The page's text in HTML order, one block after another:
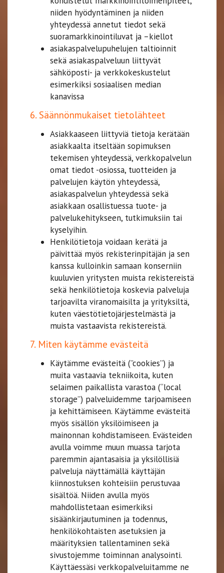
niiden hyödyntäminen ja niiden
yhteydessä annetut tiedot sekä
suoramarkkinointiluvat ja –kiellot
asiakaspalvelupuhelujen taltioinnit
sekä asiakaspalveluun liittyvät
sähköposti- ja verkkokeskustelut
esimerkiksi sosiaalisen median
kanavissa
6. Säännönmukaiset tietolähteet
Asiakkaaseen liittyviä tietoja kerätään
asiakkaalta itseltään sopimuksen
tekemisen yhteydessä, verkkopalvelun
omat tiedot -osiossa, tuotteiden ja
palvelujen käytön yhteydessä,
asiakaspalvelun yhteydessä sekä
asiakkaan osallistuessa tuote- ja
palvelukehitykseen, tutkimuksiin tai
kyselyihin.
Henkilötietoja voidaan kerätä ja
päivittää myös rekisterinpitäjän ja sen
kanssa kulloinkin samaan konserniin
kuuluvien yritysten muista rekistereistä
sekä henkilötietoja koskevia palveluja
tarjoavilta viranomaisilta ja yrityksiltä,
kuten väestötietojärjestelmästä ja
muista vastaavista rekistereistä.
7. Miten käytämme evästeitä
Käytämme evästeitä (”cookies”) ja
muita vastaavia tekniikoita, kuten
selaimen paikallista varastoa (“local
storage”) palveluidemme tarjoamiseen
ja kehittämiseen. Käytämme evästeitä
myös sisällön yksilöimiseen ja
mainonnan kohdistamiseen. Evästeiden
avulla voimme muun muassa tarjota
paremmin ajantasaisia ja yksilöllisiä
palveluja näyttämällä käyttäjän
kiinnostuksen kohteisiin perustuvaa
sisältöä. Niiden avulla myös
mahdollistetaan esimerkiksi
sisäänkirjautuminen ja todennus,
henkilökohtaisten asetuksien ja
määrityksien tallentaminen sekä
sivustojemme toiminnan analysointi.
Käyttäessäsi verkkopalveluitamme ne